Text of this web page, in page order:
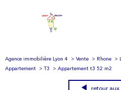
Agence immobilière Lyon 4 Vente Rhone
Appartement
T3 Appartement t3 52 m2